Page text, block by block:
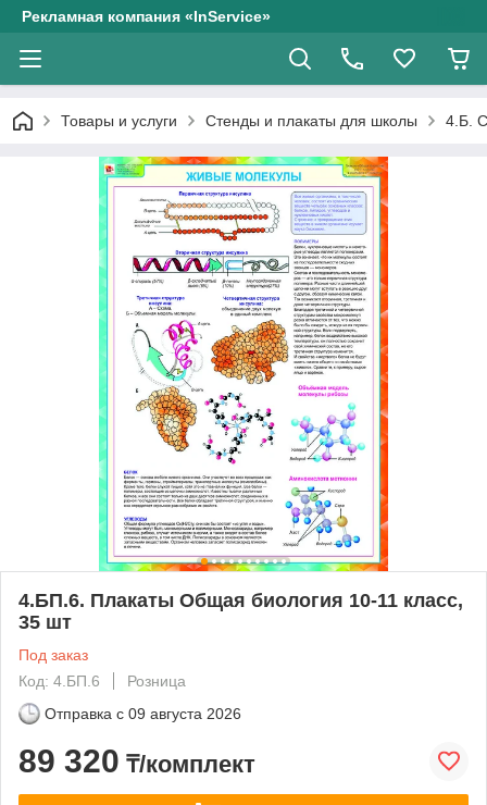
Рекламная компания «InService»
Товары и услуги Стенды и плакаты для школы 4.Б.
4.БП.6. Плакаты Общая биология 10-11 класс,
35 шт
Под заказ
Код: 4.БП.6
Розница
Отправка с 09 августа 2026
89 320 ₸/комплект